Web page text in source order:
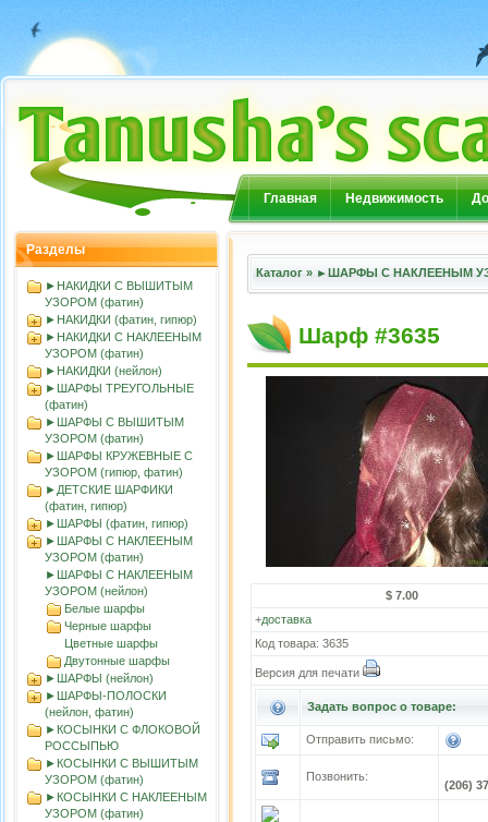
Главная Недвижимость
Разделы
►НАКИДКИ С ВЫШИТЫМ
УЗОРОМ (фатин)
►НАКИДКИ (фатин, гипюр)
►НАКИДКИ С НАКЛЕЕНЫМ
УЗОРОМ (фатин)
►НАКИДКИ (нейлон)
►ШАРФЫ ТРЕУГОЛЬНЫЕ
(фатин)
►ШАРФЫ С ВЫШИТЫМ
УЗОРОМ (фатин)
►ШАРФЫ КРУЖЕВНЫЕ С
УЗОРОМ (гипюр, фатин)
►ДЕТСКИЕ ШАРФИКИ
(фатин, гипюр)
►ШАРФЫ (фатин, гипюр)
►ШАРФЫ С НАКЛЕЕНЫМ
УЗОРОМ (фатин)
►ШАРФЫ С НАКЛЕЕНЫМ
УЗОРОМ (нейлон)
Белые шарфы
Черные шарфы
Цветные шарфы
Двутонные шарфы
►ШАРФЫ (нейлон)
►ШАРФЫ-ПОЛОСКИ
(нейлон, фатин)
►КОСЫНКИ С ФЛОКОВОЙ
РОССЫПЬЮ
►КОСЫНКИ С ВЫШИТЫМ
УЗОРОМ (фатин)
►КОСЫНКИ С НАКЛЕЕНЫМ
УЗОРОМ (фатин)
Каталог » ►ШАРФЫ С НАКЛЕЕНЫМ
Шарф #3635
$ 7.00
+доставка
Код товара: 3635
Версия для печати
Задать вопрос о товаре:
Отправить письмо:
Позвонить:
(206)